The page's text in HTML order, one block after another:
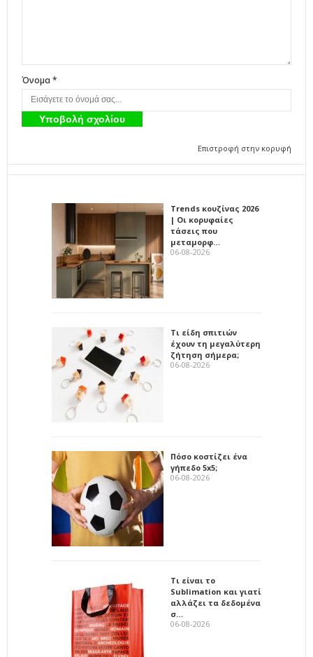
Όνομα *
Επιστροφή στην κορυφή
Trends κουζίνας 2026
| Οι κορυφαίες
τάσεις που
μεταμορφ…
06-08-2026
Τι είδη σπιτιών
έχουν τη μεγαλύτερη
ζήτηση σήμερα;
06-08-2026
Πόσο κοστίζει ένα
γήπεδο 5x5;
06-08-2026
Τι είναι το
Sublimation και γιατί
αλλάζει τα δεδομένα
σ…
06-08-2026